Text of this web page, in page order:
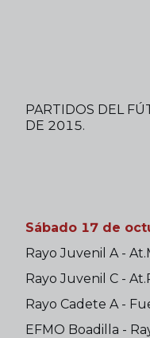
PARTIDOS DEL
DE 2015.
Sábado 17 de
Rayo Juvenil A -
Rayo Juvenil C -
Rayo Cadete A -
EFMO Boadilla -